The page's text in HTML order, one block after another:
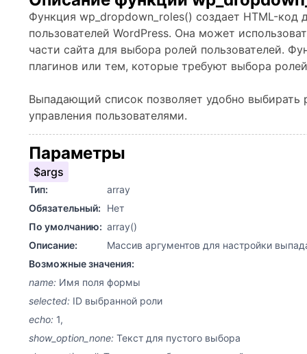
Функция wp_dropdown_roles() создает HTML-код
пользователей WordPress. Она может
части сайта для выбора ролей пользователей.
плагинов или тем, которые требуют выбора
Выпадающий список позволяет удобно выбирать
управления пользователями.
Параметры
$args
Тип:
array
Обязательный:
Нет
По умолчанию: array()
Описание:
Массив аргументов для настройки
Возможные значения:
name: Имя поля формы
selected: ID выбранной роли
echo: 1,
show_option_none: Текст для пустого выбора